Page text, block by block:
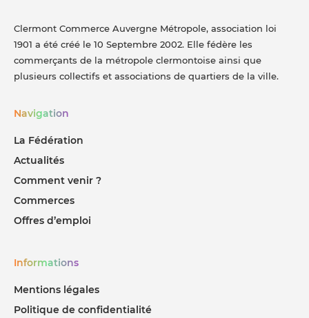
Clermont Commerce Auvergne Métropole, association loi
1901 a été créé le 10 Septembre 2002. Elle fédère les
commerçants de la métropole clermontoise ainsi que
plusieurs collectifs et associations de quartiers de la ville.
Navigation
La Fédération
Actualités
Comment venir ?
Commerces
Offres d’emploi
Informations
Mentions légales
Politique de confidentialité